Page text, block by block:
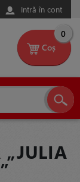
Intră în cont
Coș
0
„JULIA